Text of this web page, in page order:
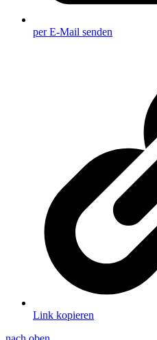
per E-Mail senden
Link kopieren